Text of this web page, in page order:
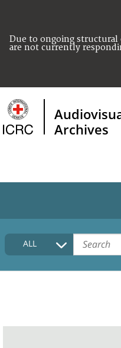
Due to ongoing structural
are not currently
Archives
HOME
COLLECTIONS DESCRIPTION
ALL